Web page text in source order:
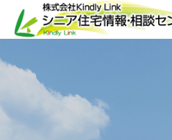
当社について